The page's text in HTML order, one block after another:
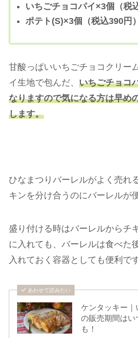
いちごチョコパイ×3個（税
ポテト(S)×3個（税込390円）
甘酸っぱいいちごチョコクリー
イ生地で包んだ、 いちごチョコ
なりますので気になる方は早め
します。
ひなまつりバーレルがよく売れ
キンを分け合うのにバーレルが
盛り付ける時はバーレルからチ
に入れても、バーレルは食べた
入れておく容器としても便利で
あわせて読みたい
ケンタッキー｜
の販売期間は
も！